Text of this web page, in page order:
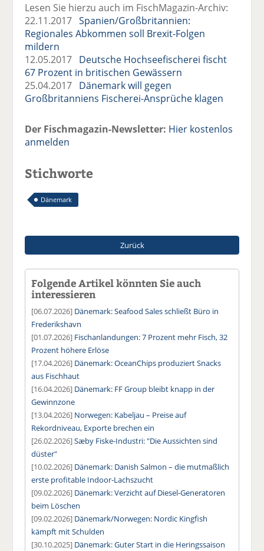
Lesen Sie hierzu auch im FischMagazin-Archiv:
22.11.2017Spanien/Großbritannien:
Regionales Abkommen soll Brexit-Folgen
mildern
12.05.2017 Deutsche Hochseefischerei fischt
67 Prozent in britischen Gewässern
25.04.2017 Dänemark will gegen
Großbritanniens Fischerei-Ansprüche klagen
Der Fischmagazin-Newsletter: Hier kostenlos
anmelden
Stichworte
Dänemark
Zurück
Folgende Artikel könnten Sie auch
interessieren
[06.07.2026] Dänemark: Seafood Sales schließt Büro in
Frederikshavn
[01.07.2026] Fischanlandungen: 7 Prozent mehr Fisch, 32
Prozent höhere Erlöse
[17.04.2026] Dänemark: OceanChips produziert Snacks
aus Fischhaut
[16.04.2026] Dänemark: FF Group bleibt knapp in der
Gewinnzone
[13.04.2026] Norwegen: Kabeljau – Preise auf
Rekordniveau, Exporte brechen ein
[26.02.2026]Sæby Fiske-Industri: "Die Aussichten sind
düster"
[10.02.2026] Dänemark: Danish Salmon – die mutmaßlich
erste profitable Indoor-Lachszucht
[09.02.2026] Dänemark: Verzicht auf Diesel-Generatoren
beim Löschen
[09.02.2026] Dänemark/Norwegen: Nordic Kingfish
kämpft mit Schulden
[30.10.2025] Dänemark: Guter Start in die Heringssaison